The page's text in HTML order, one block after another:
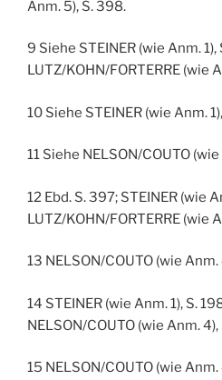
Anm. 5), S. 398.
9 Siehe STEINER (wie Anm. 1),
LUTZ/KOHN/FORTERRE (wie
10 Siehe STEINER (wie Anm.
11 Siehe NELSON/COUTO
12 Ebd. S. 397; STEINER (wie
LUTZ/KOHN/FORTERRE (wie
13 NELSON/COUTO (wie Anm.
14 STEINER (wie Anm. 1), S.
NELSON/COUTO (wie Anm.
15 NELSON/COUTO (wie